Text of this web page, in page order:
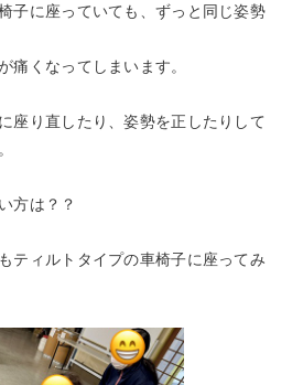
子に座っていても、ずっと同じ姿勢
痛くなってしまいます。
座り直したり、姿勢を正したりして
方は？？
ティルトタイプの車椅子に座ってみ